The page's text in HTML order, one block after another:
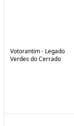
Votorantim - Legado
Verdes do Cerrado